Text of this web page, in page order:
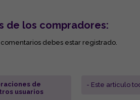
de los compradores:
comentarios debes estar registrado.
de
usuarios
- Este articulo